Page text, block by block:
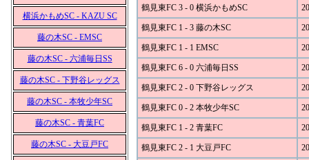
横浜かもめSC - KAZU SC
藤の木SC - EMSC
藤の木SC - 六浦毎日SS
藤の木SC - 下野谷レッグス
藤の木SC - 本牧少年SC
藤の木SC - 青葉FC
藤の木SC - 大豆戸FC
鶴見東FC 3 - 0 横浜かもめSC
鶴見東FC 1 - 3 藤の木SC
鶴見東FC 1 - 1 EMSC
鶴見東FC 6 - 0 六浦毎日SS
鶴見東FC 2 - 0 下野谷レッグス
鶴見東FC 0 - 2 本牧少年SC
鶴見東FC 1 - 2 青葉FC
鶴見東FC 2 - 1 大豆戸FC